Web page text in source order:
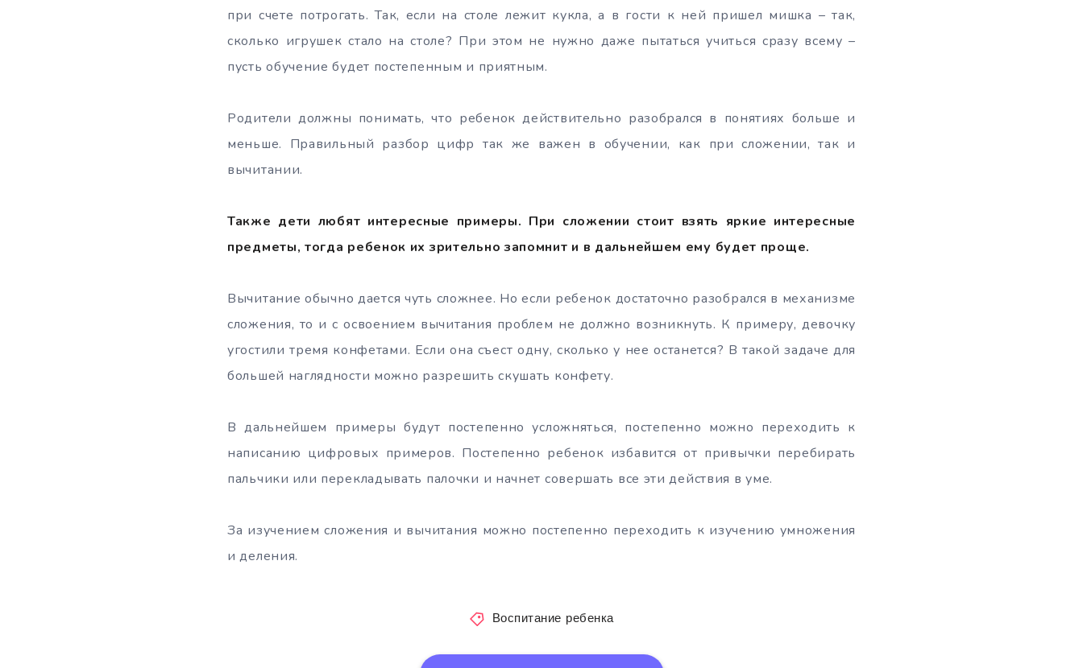
при счете потрогать. Так, если на столе лежит кукла, а в гости к ней пришел мишка – так,
сколько игрушек стало на столе? При этом не нужно даже пытаться учиться сразу всему –
пусть обучение будет постепенным и приятным.
Родители должны понимать, что ребенок действительно разобрался в понятиях больше и
меньше. Правильный разбор цифр так же важен в обучении, как при сложении, так и
вычитании.
Также дети любят интересные примеры. При сложении стоит взять яркие интересные
предметы, тогда ребенок их зрительно запомнит и в дальнейшем ему будет проще.
Вычитание обычно дается чуть сложнее. Но если ребенок достаточно разобрался в механизме
сложения, то и с освоением вычитания проблем не должно возникнуть. К примеру, девочку
угостили тремя конфетами. Если она съест одну, сколько у нее останется? В такой задаче для
большей наглядности можно разрешить скушать конфету.
В дальнейшем примеры будут постепенно усложняться, постепенно можно переходить к
написанию цифровых примеров. Постепенно ребенок избавится от привычки перебирать
пальчики или перекладывать палочки и начнет совершать все эти действия в уме.
За изучением сложения и вычитания можно постепенно переходить к изучению умножения
и деления.
Воспитание ребенка